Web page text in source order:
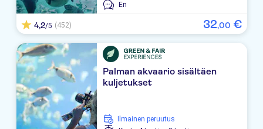
Protur Alicia
Hipotels Mercedes
Palia Sa Coma Playa
Hotel Levante Park
Girasol
En
4,2/5 (452) 32,00 €
Palman akvaario sisältäen
kuljetukset
Ilmainen peruutus